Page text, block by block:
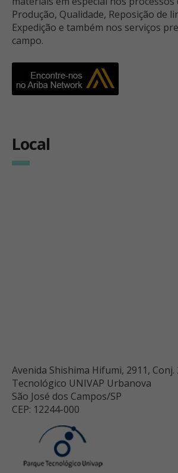
Produção, Qualidade, Reposição de
Expedição e também nos serviços
campo.
Local
Avenida Shishima Hifumi, 2911, Conj.
Tecnológico UNIVAP Urbanova
São José dos Campos/SP
CEP: 12244-000